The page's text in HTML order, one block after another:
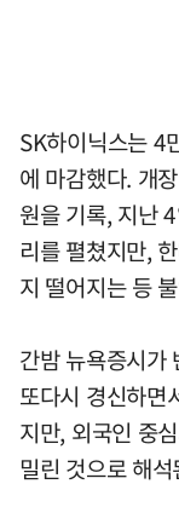
SK하이닉스는
에 마감했다. 개
원을 기록, 지난
리를 펼쳤지만,
지 떨어지는 등
간밤 뉴욕증시가
또다시 경신하면
지만, 외국인 중
밀린 것으로 해석